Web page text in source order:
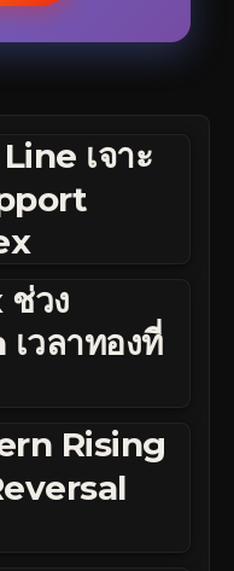
เจาะ
ช่วง
วลาทองที่
Rising